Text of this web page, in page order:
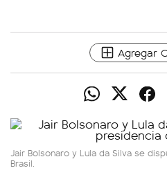
Agregar
Jair Bolsonaro y Lula da Silva se
Brasil.